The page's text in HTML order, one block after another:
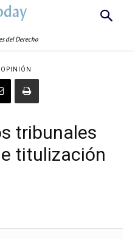
del Derecho
tribunales
titulización